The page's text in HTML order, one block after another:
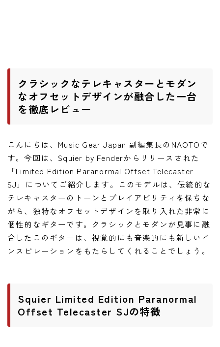
その他機材
ヘッドフォン
レコーディング・DTM/DAW
アクセサリ
ニュース
ニュース
新製品
レビュー
クラシックなテレキャスターとモダン
なオフセットデザインが融合した一台
を徹底レビュー
こんにちは、Music Gear Japan 副編集長のNAOTOで
す。今回は、Squier by Fenderからリリースされた
「Limited Edition Paranormal Offset Telecaster
SJ」についてご紹介します。このモデルは、伝統的な
テレキャスターのトーンとプレイアビリティを保ちな
がら、独特なオフセットデザインを取り入れた非常に
個性的なギターです。クラシックとモダンが見事に融
合したこのギターは、視覚的にも音楽的にも新しいイ
ンスピレーションをもたらしてくれることでしょう。
Squier Limited Edition Paranormal
Offset Telecaster SJの特徴